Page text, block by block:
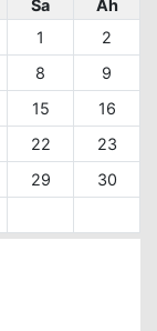
Sa
Ah
1
2
8
9
15
16
22
23
29
30